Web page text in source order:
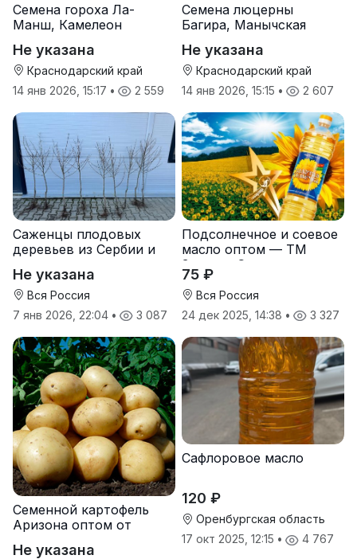
Семена гороха Ла-
Манш, Камелеон
Не указана
Краснодарский край
14 янв 2026, 15:17 • 2 559
Семена люцерны
Багира, Манычская
Не указана
Краснодарский край
14 янв 2026, 15:15 • 2 607
Саженцы плодовых
деревьев из Сербии и
Не указана
Вся Россия
7 янв 2026, 22:04 • 3 087
Подсолнечное и соевое
масло оптом — ТМ
Золотая Семечка
75 ₽
Вся Россия
24 дек 2025, 14:38 • 3 327
Семенной картофель
Аризона оптом от
Не указана
Сафлоровое масло
120 ₽
Оренбургская область
17 окт 2025, 12:15 • 4 767